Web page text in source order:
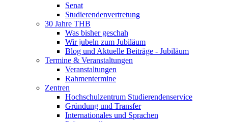
Senat
Studierendenvertretung
30 Jahre THB
Was bisher geschah
Wir jubeln zum Jubiläum
Blog und Aktuelle Beiträge - Jubiläum
Termine & Veranstaltungen
Veranstaltungen
Rahmentermine
Zentren
Hochschulzentrum Studierendenservice
Gründung und Transfer
Internationales und Sprachen